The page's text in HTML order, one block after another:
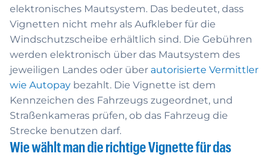
elektronisches Mautsystem. Das bedeutet, dass
Vignetten nicht mehr als Aufkleber für die
Windschutzscheibe erhältlich sind. Die Gebühren
werden elektronisch über das Mautsystem des
jeweiligen Landes oder über autorisierte Vermittler
wie Autopay bezahlt. Die Vignette ist dem
Kennzeichen des Fahrzeugs zugeordnet, und
Straßenkameras prüfen, ob das Fahrzeug die
Strecke benutzen darf.
Wie wählt man die richtige Vignette für das